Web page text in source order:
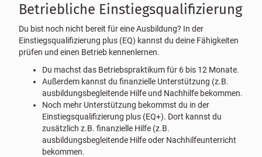
Betriebliche Einstiegsqualifizierung
Du bist noch nicht bereit für eine Ausbildung? In der
Einstiegsqualifizierung plus (EQ) kannst du deine Fähigkeiten
prüfen und einen Betrieb kennenlernen.
Du machst das Betriebspraktikum für 6 bis 12 Monate.
Außerdem kannst du finanzielle Unterstützung (z.B.
ausbildungsbegleitende Hilfe und Nachhilfe bekommen.
Noch mehr Unterstützung bekommst du in der
Einstiegsqualifizierung plus (EQ+). Dort kannst du
zusätzlich z.B. finanzielle Hilfe (z.B.
ausbildungsbegleitende Hilfe oder Nachhilfeunterricht
bekommen.